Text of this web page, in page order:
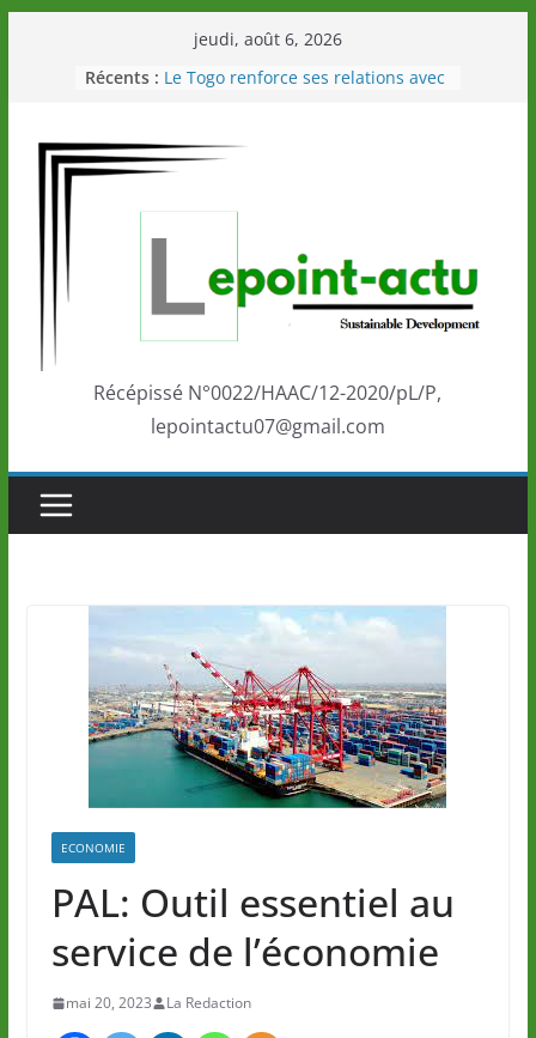
jeudi, août 6, 2026
Récents : Le Togo renforce ses relations avec
Éléphants en Côte d’Ivoire
LOTO DETENTE”, un nouveau tirage
marque de confiance au Togo sur
la scène internationale au-delà des
performances de ses athlètes
Togo: Que retenir de la politique
éducation et de l’ambition de
Récépissé N°0022/HAAC/12-2020/pL/P,
lepointactu07@gmail.com
ECONOMIE
PAL: Outil essentiel au
service de l’économie
mai 20, 2023 La Redaction